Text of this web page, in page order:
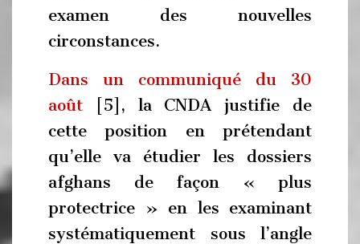
examen des nouvelles
circonstances.
Dans un communiqué du 30
août [5], la CNDA justifie de
cette position en prétendant
qu’elle va étudier les dossiers
afghans de façon « plus
protectrice » en les examinant
systématiquement sous l’angle